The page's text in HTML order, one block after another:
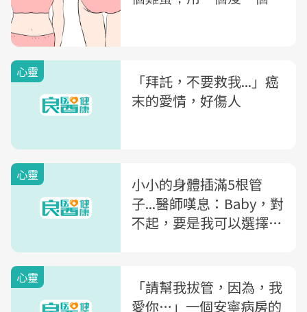
心靈
「拜託，不要救我...」癌
末的愛情，好傷人
心靈
小小的身體插滿5根管
子...醫師嘆息：Baby，對
不起，要是我可以選擇不
心靈
「請幫我拔管，因為，我
愛你…」一個安寧病房的